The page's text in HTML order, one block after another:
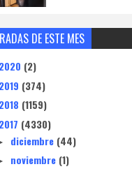
DE ESTE MES
2020 (2)
2019 (374)
2018 (1159)
2017 (4330)
diciembre (44)
noviembre (1)